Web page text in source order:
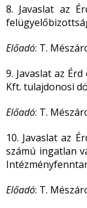
8. Javaslat az
Előadó: T.
9. Javaslat az
Kft. tulajdonosi
Előadó: T.
10. Javaslat az
számú ingatlan
Előadó: T.